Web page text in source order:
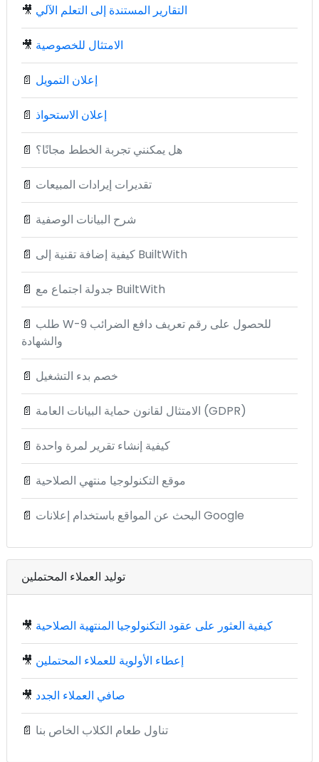
🎥 التقارير المستندة إلى التعلم الآلي
🎥 الامتثال للخصوصية
📄 إعلان التمويل
📄 إعلان الاستحواذ
📄 هل يمكنني تجربة الخطط مجانًا؟
📄 تقديرات إيرادات المبيعات
📄 شرح البيانات الوصفية
📄 كيفية إضافة تقنية إلى BuiltWith
📄 جدولة اجتماع مع BuiltWith
📄 طلب W-9 للحصول على رقم تعريف دافع الضرائب
والشهادة
📄 خصم بدء التشغيل
📄 الامتثال لقانون حماية البيانات العامة (GDPR)
📄 كيفية إنشاء تقرير لمرة واحدة
📄 موقع التكنولوجيا منتهي الصلاحية
📄 البحث عن المواقع باستخدام إعلانات Google
توليد العملاء المحتملين
🎥 كيفية العثور على عقود التكنولوجيا المنتهية الصلاحية
🎥 إعطاء الأولوية للعملاء المحتملين
🎥 صافي العملاء الجدد
📄 تناول طعام الكلاب الخاص بنا